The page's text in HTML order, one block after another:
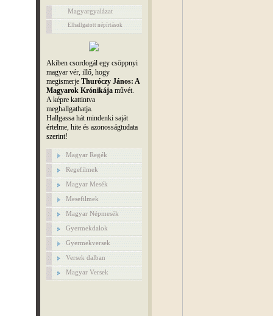
Magyargyalázat
Elhallgatott népírtások
Akiben csordogál egy csöppnyi
magyar vér, illő, hogy
megismerje Thuróczy János: A
Magyarok Krónikájaművét.
A képre kattintva
meghallgathatja.
Hallgassa hát mindenki saját
értelme, hite és azonosságtudata
szerint!
Magyar Regék
Regefilmek
Magyar Mesék
Mesefilmek
Magyar Népmesék
Gyermekdalok
Gyermekversek
Versek dalban
Magyar Versek